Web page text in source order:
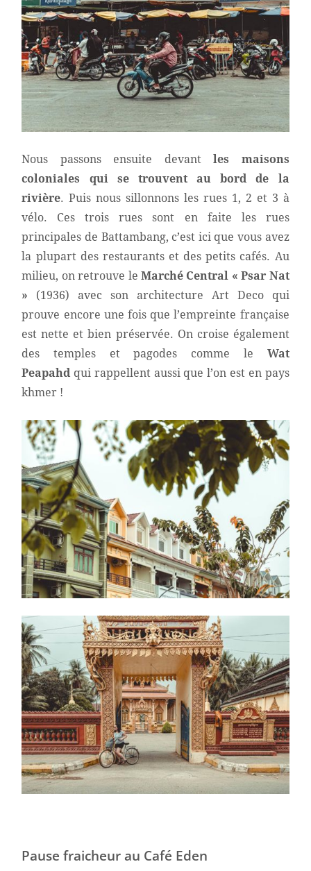
Nous passons ensuite devantles maisons
coloniales qui se trouvent au bord de la
rivière. Puis nous sillonnons les rues 1, 2 et 3 à
vélo. Ces trois rues sont en faite les rues
principales de Battambang, c’est ici que vous avez
la plupart des restaurants et des petits cafés. Au
milieu, on retrouve le Marché Central « Psar Nat
» (1936) avec son architecture Art Deco qui
prouve encore une fois que l’empreinte française
est nette et bien préservée. On croise également
des temples et pagodes comme le Wat
Peapahd qui rappellent aussi que l’on est en pays
khmer !
Pause fraicheur au Café Eden